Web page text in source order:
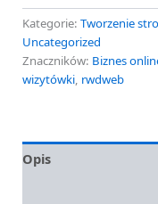
Kategorie: Tworzenie
Uncategorized
Znaczników: Biznes
wizytówki, rwdweb
Opis